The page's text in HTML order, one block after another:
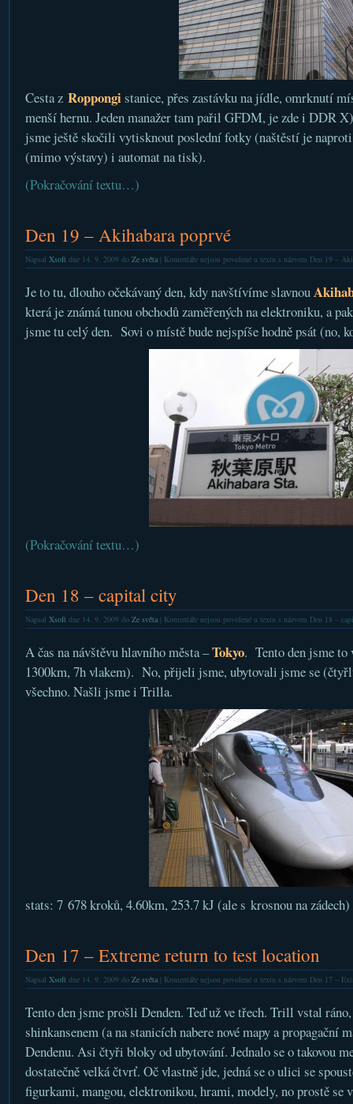
Cesta z Roppongi stanice, přes zastávku na jídle, omrknutí
menší hernu. Jeden manažer tam pařil GFDM, je zde i DDR
jsme ještě skočili vytisknout poslední fotky (naštěstí je
(mimo výstavy) i automat na tisk).
(Pokračování textu…)
Den 19 – Akihabara poprvé
Napsal Xsoftdne 14. 9. 2009 do Ze světa| Komentáře nejsou povolenéu textu s názvem Den 19 –
Je to tu, dlouho očekávaný den, kdy navštívíme slavnou
která je známá tunou obchodů zaměřených na elektroniku, a
jsme tu celý den. Sovi o místě bude nejspíše hodně psát (no,
(Pokračování textu…)
Den 18 – capital city
Napsal Xsoftdne 14. 9. 2009 do Ze světa| Komentáře nejsou povolenéu textu s názvem Den 18 –
A čas na návštěvu hlavního města –Tokyo. Tento den jsme to
1300km, 7h vlakem). No, přijeli jsme, ubytovali jsme se
všechno. Našli jsme i Trilla.
stats: 7 678 kroků, 4.60km, 253.7 kJ (ale s krosnou na zádech)
Den 17 – Extreme return to test location
Napsal Xsoftdne 14. 9. 2009 do Ze světa| Komentáře nejsou povolenéu textu s názvem Den 17 –
Tento den jsme prošli Denden. Teď už ve třech. Trill vstal ráno,
shinkansenem (a na stanicích nabere nové mapy a propagační
Dendenu. Asi čtyři bloky od ubytování. Jednalo se o takovou
dostatečně velká čtvrť. Oč vlastně jde, jedná se o ulici se
figurkami, mangou, elektronikou, hrami, modely, no prostě se